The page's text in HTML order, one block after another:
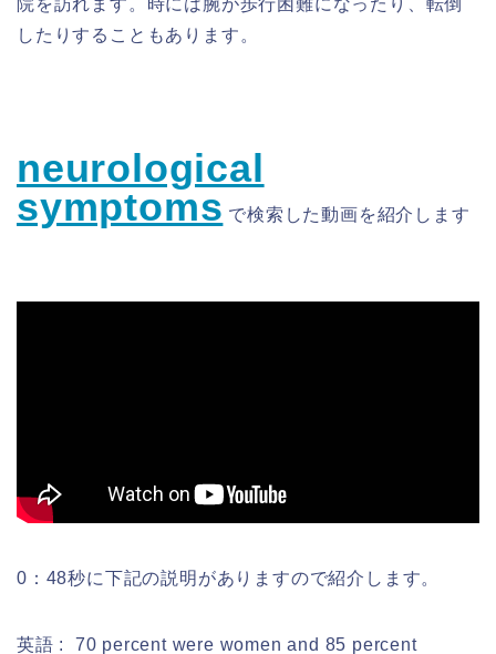
院を訪れます。時には腕が歩行困難になったり、転倒
したりすることもあります。
neurological
symptoms で検索した動画を紹介します
0：48秒に下記の説明がありますので紹介します。
英語 : 70 percent were women and 85 percent